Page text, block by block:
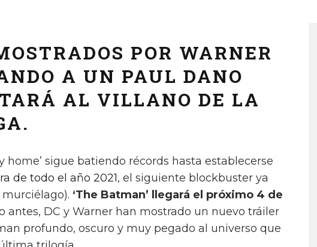
POR WARNER
A UN PAUL DANO
AL VILLANO DE LA
home’ sigue batiendo récords hasta establecerse
de todo el año 2021, el siguiente blockbuster ya
‘The Batman’ llegará el próximo 4 de
antes, DC y Warner han mostrado un nuevo tráiler
profundo, oscuro y muy pegado al universo que